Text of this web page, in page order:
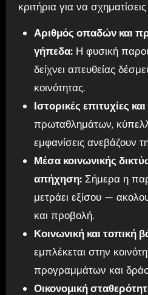
κριτήρια για να
Αριθμός οπαδών και
γήπεδα:Η φυσική
δείχνει απευθείας
κοινότητας.
Ιστορικές επιτυχίες και
πρωταθλημάτων,
εμφανίσεις ανεβάζουν
Μέσα κοινωνικής
απήχηση:Σήμερα η
μετράει εξίσου —
και προβολή.
Κοινωνική και τοπική
εμπλέκεται στην
προγραμμάτων και
Οικονομική